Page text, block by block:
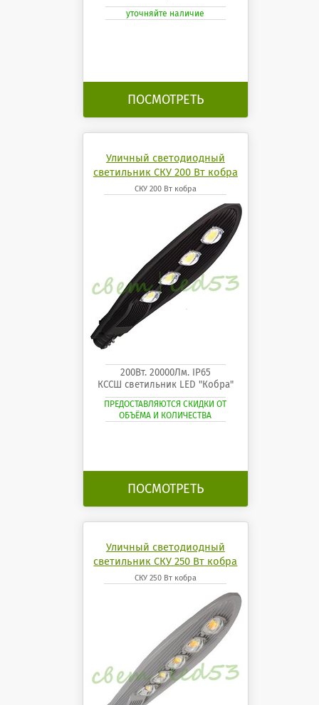
уточняйте наличие
ПОСМОТРЕТЬ
Уличный светодиодный
светильник СКУ 200 Вт кобра
СКУ 200 Вт кобра
200Вт. 20000Лм. IP65
КССШ светильник LED "Кобра"
ПРЕДОСТАВЛЯЮТСЯ СКИДКИ ОТ
ОБЪЁМА И КОЛИЧЕСТВА
ПОСМОТРЕТЬ
Уличный светодиодный
светильник СКУ 250 Вт кобра
СКУ 250 Вт кобра